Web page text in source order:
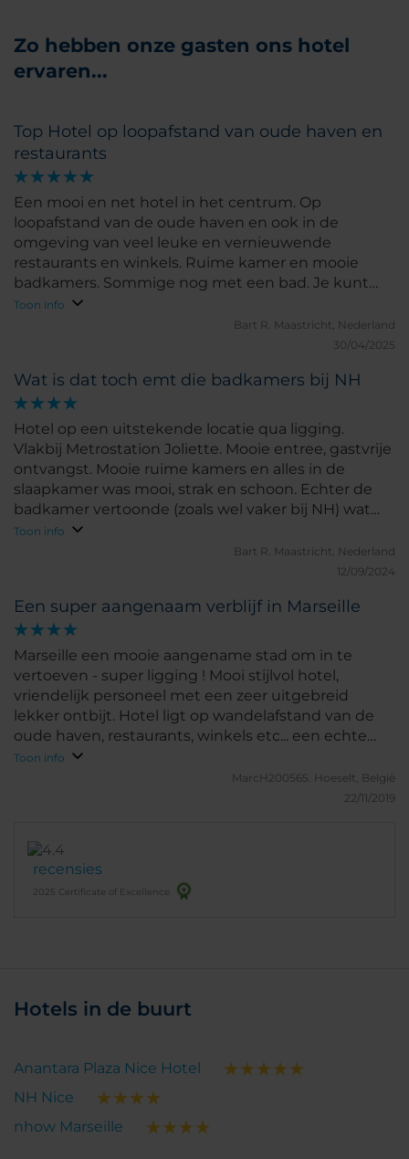
Zo hebben onze gasten ons hotel
ervaren...
Top Hotel op loopafstand van oude haven en
restaurants
Een mooi en net hotel in het centrum. Op
loopafstand van de oude haven en ook in de
omgeving van veel leuke en vernieuwende
restaurants en winkels. Ruime kamer en mooie
badkamers. Sommige nog met een bad. Je kunt
vragen voor een kamer met een douche. Zeer
vriendelijk receptiepersoneel en een uitgebreid en
vers ontbijtbuffet. Toch blijf ik tegen een ding
altijd kapotte kleine prullenbakjes op de badkamer:
NH: Doe hier toch eens iets aan! Vernieuw op tijd of
schaf een degelijk exemplaar aan.
Toon info
Bart R. Maastricht, Nederland
30/04/2025
Wat is dat toch emt die badkamers bij NH
Hotel op een uitstekende locatie qua ligging.
Vlakbij Metrostation Joliette. Mooie entree, gastvrije
ontvangst. Mooie ruime kamers en alles in de
slaapkamer was mooi, strak en schoon. Echter de
badkamer vertoonde (zoals wel vaker bij NH) wat
mankementen qua schoonmaak en qua
onderhoud. De kitranden langs douchewand waren
verouderd en op sommige plekken beschimmeld.
kapot. Het is een kleine investering, zo een nieuw
afvalbakje, maar het geeft een zeer verwaarloosde
indruk als een simpel vuilnisbakje er zo uitziet zoals
deze. Dit is een manco dat bij meerdere hotels van
de NH groep voorkomt. Doe er iets aan (investeer in
andere afvalbakjes) en u zult van mij een
uitstekende 5 sterren beoordeling krijgen.
Toon info
Bart R. Maastricht, Nederland
12/09/2024
Een super aangenaam verblijf in Marseille
Marseille een mooie aangename stad om in te
vertoeven - super ligging ! Mooi stijlvol hotel,
vriendelijk personeel met een zeer uitgebreid
lekker ontbijt. Hotel ligt op wandelafstand van de
oude haven, restaurants, winkels etc... een echte
aanrader !
Toon info
MarcH200565. Hoeselt, België
22/11/2019
recensies
2025 Certificate of Excellence
Hotels in de buurt
Anantara Plaza Nice Hotel
NH Nice
nhow Marseille